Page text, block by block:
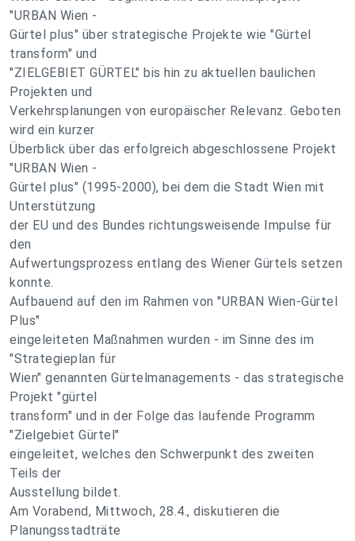
"URBAN Wien -
Gürtel plus" über strategische Projekte wie "Gürtel
transform" und
"ZIELGEBIET GÜRTEL" bis hin zu aktuellen baulichen
Projekten und
Verkehrsplanungen von europäischer Relevanz. Geboten
wird ein kurzer
Überblick über das erfolgreich abgeschlossene Projekt
"URBAN Wien -
Gürtel plus" (1995-2000), bei dem die Stadt Wien mit
Unterstützung
der EU und des Bundes richtungsweisende Impulse für
den
Aufwertungsprozess entlang des Wiener Gürtels setzen
konnte.
Aufbauend auf den im Rahmen von "URBAN Wien-Gürtel
Plus"
eingeleiteten Maßnahmen wurden - im Sinne des im
"Strategieplan für
Wien" genannten Gürtelmanagements - das strategische
Projekt "gürtel
transform" und in der Folge das laufende Programm
"Zielgebiet Gürtel"
eingeleitet, welches den Schwerpunkt des zweiten
Teils der
Ausstellung bildet.
Am Vorabend, Mittwoch, 28.4., diskutieren die
Planungsstadträte